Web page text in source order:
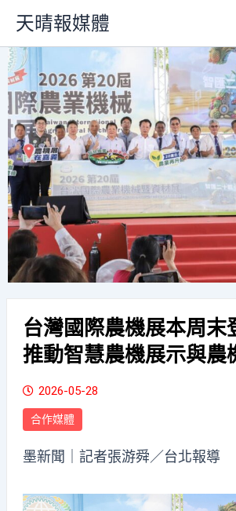
主
要
內
容
天晴報媒體
台灣國際農機展本周
推動智慧農機展示與農
2026-05-28
合作媒體
墨新聞 ｜記者張游舜／台北報導